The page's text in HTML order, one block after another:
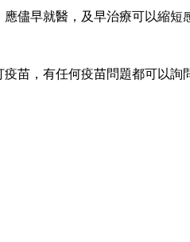
儘早就醫，及早治療可以縮短
苗，有任何疫苗問題都可以詢